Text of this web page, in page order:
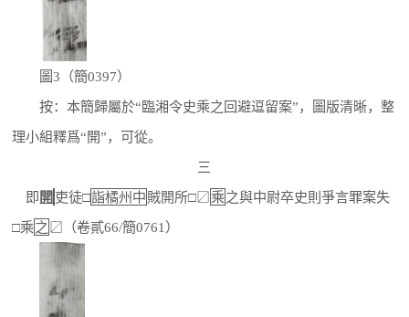
圖3（簡0397）
按：本簡歸屬於“臨湘令史乘之回避逗留案”，圖版清晰，整
理小組釋爲“開”，可從。
三
即 開 吏徒□詣橘州中賊開所□〼 乘之與中尉卒史則爭言罪案失
□乘之 〼（卷貳66/簡0761）